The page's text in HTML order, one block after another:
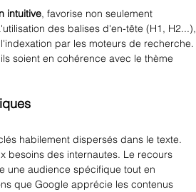
intuitive, favorise non seulement
des balises d'en-tête (H1, H2...),
par les moteurs de recherche.
soient en cohérence avec le thème
habilement dispersés dans le texte.
besoins des internautes. Le recours
une audience spécifique tout en
que Google apprécie les contenus